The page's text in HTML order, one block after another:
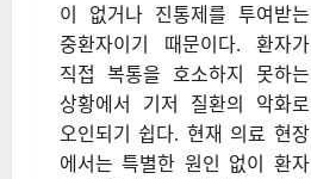
이 없거나 진통제를 투여받는
중환자이기 때문이다. 환자가
직접 복통을 호소하지 못하는
상황에서 기저 질환의 악화로
오인되기 쉽다. 현재 의료 현장
에서는 특별한 원인 없이 환자